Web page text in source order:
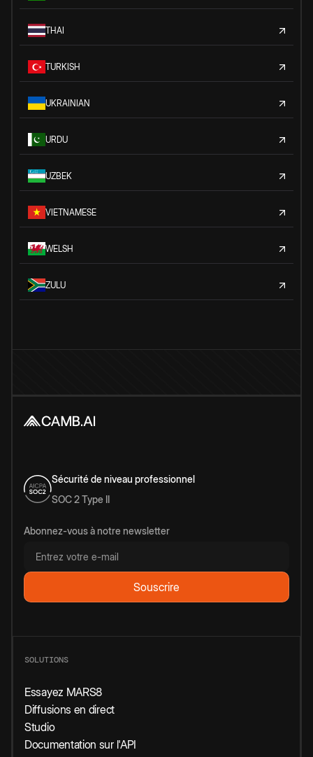
THAI
TURKISH
UKRAINIAN
URDU
UZBEK
VIETNAMESE
WELSH
ZULU
Sécurité de niveau professionnel
SOC 2 Type II
Abonnez-vous à notre newsletter
SOLUTIONS
Essayez MARS8
Diffusions en direct
Studio
Documentation sur l'API